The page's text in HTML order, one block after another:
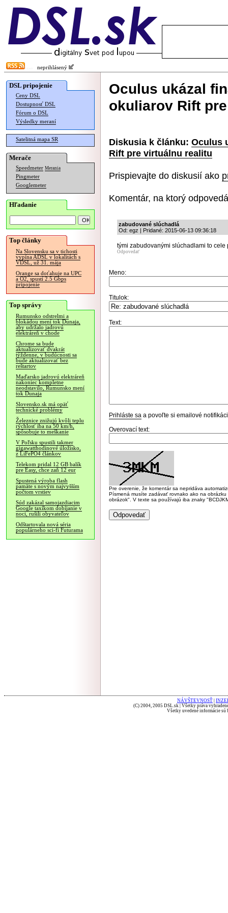
neprihlásený
DSL pripojenie
Ceny DSL
Dostupnosť DSL
Fórum o DSL
Výsledky meraní
Satelitná mapa SR
Merače
Speedmeter Merania
Pingmeter
Googlemeter
Hľadanie
Top články
Na Slovensku sa v tichosti
vypína ADSL v lokalitách s
VDSL, už 31. mája
Orange sa doťahuje na UPC
a O2, spustí 2.5 Gbps
pripojenie
Top správy
Rumunsko odstrelmi a
blokádou mení tok Dunaja,
aby udržalo jadrovú
elektráreň v chode
Chrome sa bude
aktualizovať dvakrát
týždenne, v budúcnosti sa
bude aktualizovať bez
reštartov
Maďarsko jadrovú elektráreň
nakoniec kompletne
neodstavilo, Rumunsko mení
tok Dunaja
Slovensko.sk má opäť
technické problémy
Železnice znižujú kvôli teplu
rýchlosť iba na 50 km/h,
spôsobuje to meškanie
V Poľsku spustili takmer
gigawatthodinové úložisko,
z LiFePO4 článkov
Telekom pridal 12 GB balík
pre Easy, chce zaň 12 eur
Spustená výroba flash
pamäte s novým najvyšším
počtom vrstiev
Súd zakázal samojazdiacim
Google taxíkom dobíjanie v
noci, rušili obyvateľov
Odštartovala nová séria
populárneho sci-fi Futurama
Oculus ukázal
okuliarov Rift
Diskusia k článku: Oculus
Rift pre virtuálnu realitu
Prispievajte do diskusií ako
Komentár, na ktorý
zabudované slúchadlá
Od: egz | Pridané: 2015-06-13 09:36:18
tými zabudovanými slúchadlami to
Odpovedať
Meno:
Titulok:
Text:
Prihláste sa a povoľte si emailové
Overovací text:
Pre overenie, že komentár sa nepridáva
Písmená musíte zadávať rovnako ako na
obrázok". V texte sa používajú iba znaky
NÁVŠTEVNOSŤ
(C) 2004, 2005 DSL.sk | Všetky práva
Všetky uvedené informácie sú